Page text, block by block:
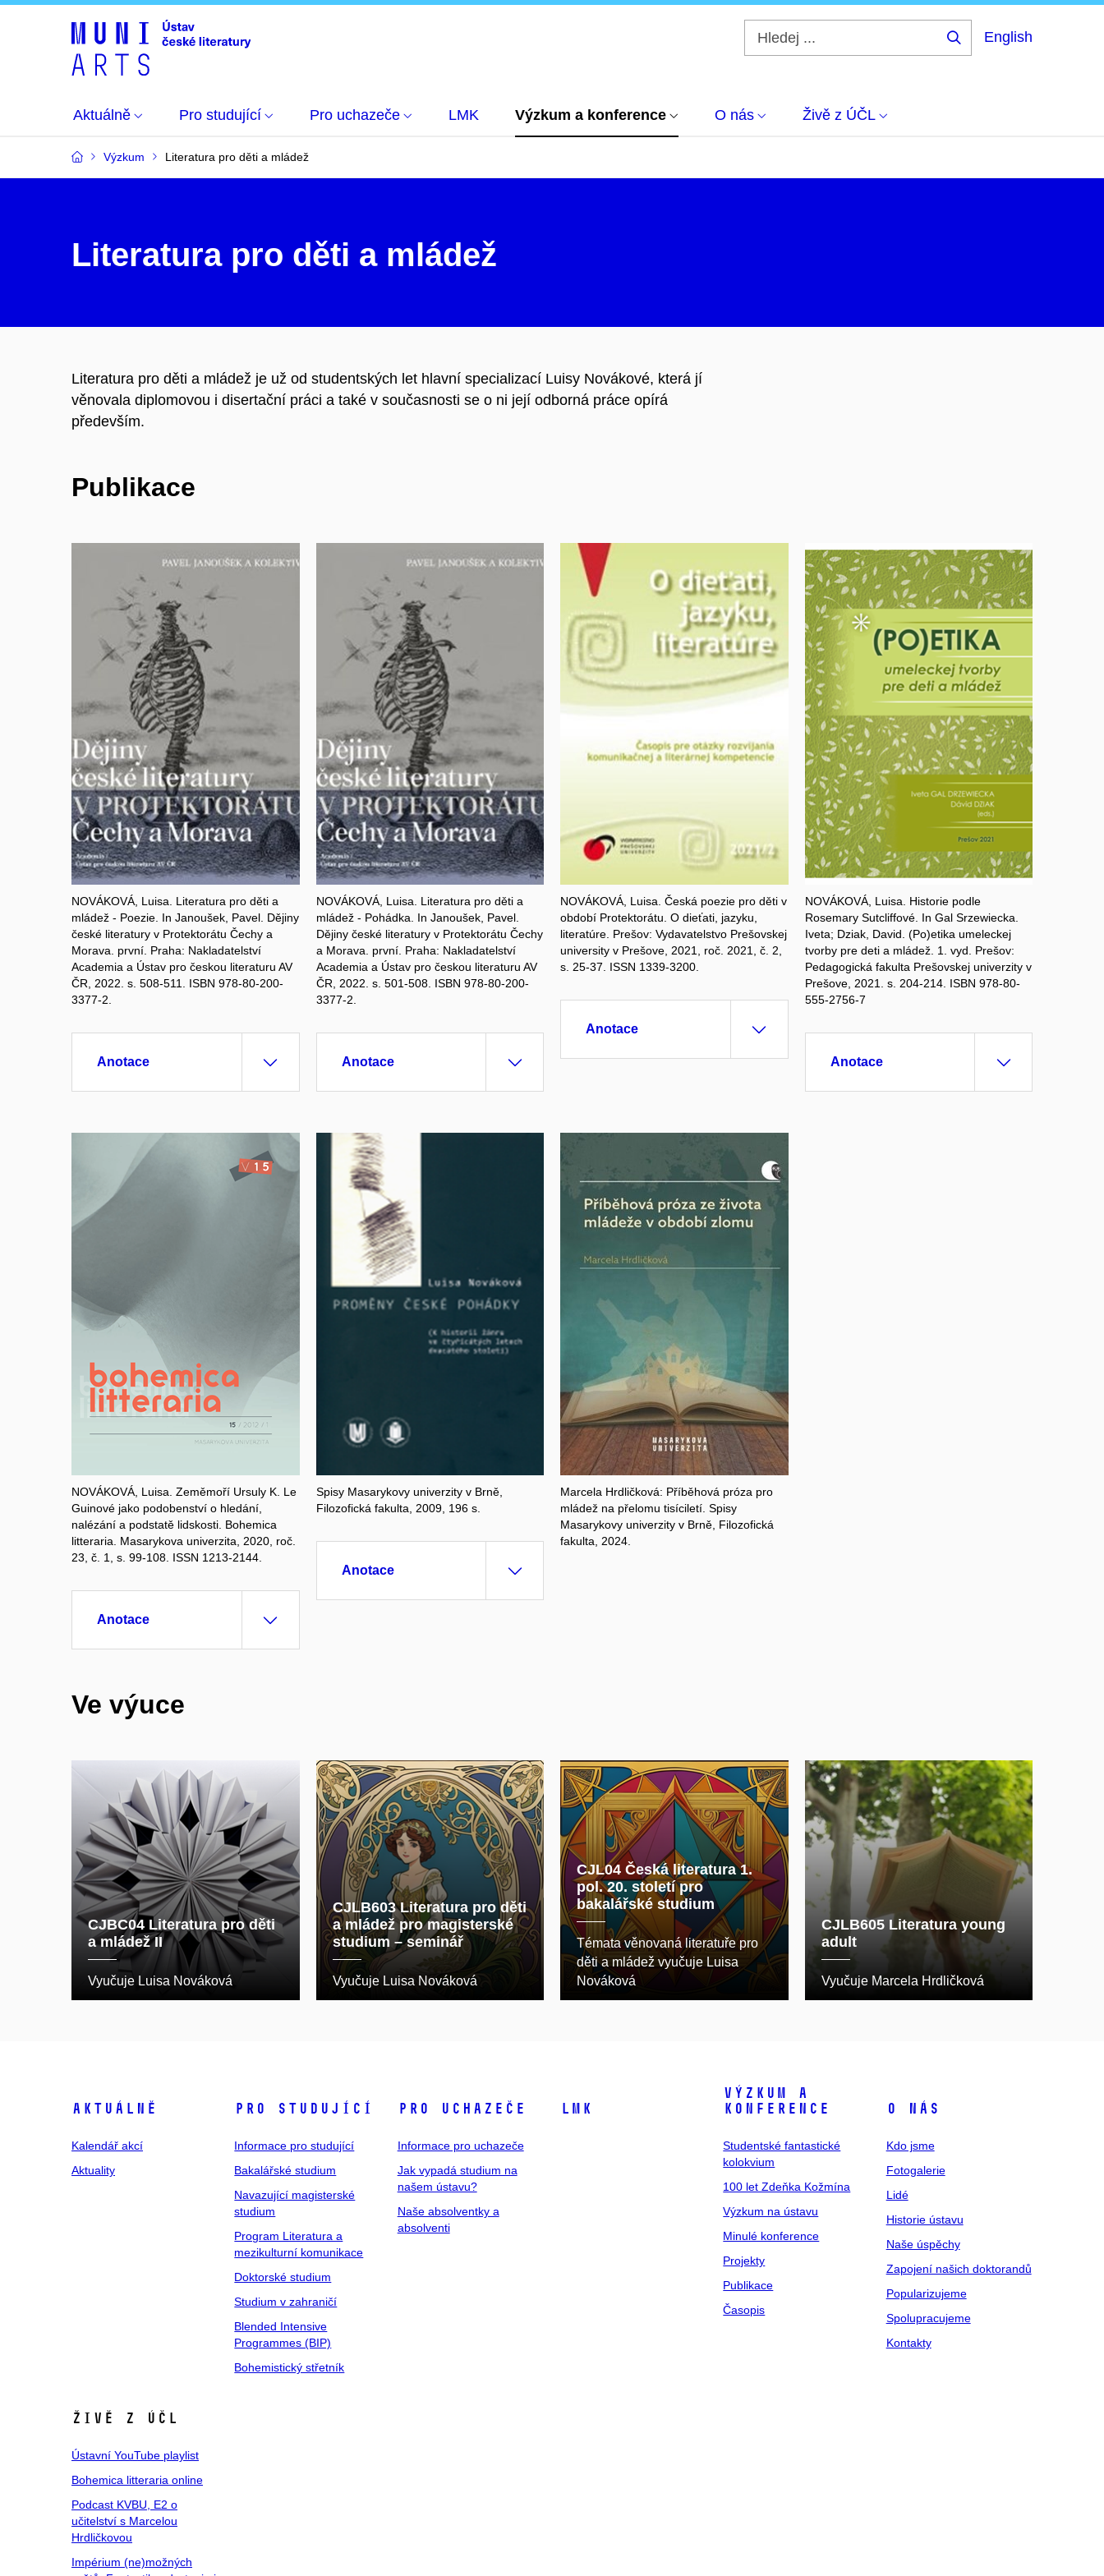
English
Aktuálně Pro studující Pro uchazeče LMK Výzkum a konference O nás Živě z ÚČL
Výzkum Literatura pro děti a mládež
Literatura pro děti a mládež
Literatura pro děti a mládež je už od studentských let hlavní specializací Luisy Novákové, která jí
věnovala diplomovou i disertační práci a také v současnosti se o ni její odborná práce opírá
především.
Publikace
NOVÁKOVÁ, Luisa. Literatura pro děti a
mládež - Poezie. In Janoušek, Pavel. Dějiny
české literatury v Protektorátu Čechy a
Morava. první. Praha: Nakladatelství
Academia a Ústav pro českou literaturu AV
ČR, 2022. s. 508-511. ISBN 978-80-200-
3377-2.
Anotace
NOVÁKOVÁ, Luisa. Literatura pro děti a
mládež - Pohádka. In Janoušek, Pavel.
Dějiny české literatury v Protektorátu Čechy
a Morava. první. Praha: Nakladatelství
Academia a Ústav pro českou literaturu AV
ČR, 2022. s. 501-508. ISBN 978-80-200-
3377-2.
Anotace
NOVÁKOVÁ, Luisa. Česká poezie pro děti v
období Protektorátu. O dieťati, jazyku,
literatúre. Prešov: Vydavatelstvo Prešovskej
university v Prešove, 2021, roč. 2021, č. 2,
s. 25-37. ISSN 1339-3200.
Anotace
NOVÁKOVÁ, Luisa. Historie podle
Rosemary Sutcliffové. In Gal Srzewiecka.
Iveta; Dziak, David. (Po)etika umeleckej
tvorby pre deti a mládež. 1. vyd. Prešov:
Pedagogická fakulta Prešovskej univerzity v
Prešove, 2021. s. 204-214. ISBN 978-80-
555-2756-7
Anotace
NOVÁKOVÁ, Luisa. Zeměmoří Ursuly K. Le
Guinové jako podobenství o hledání,
nalézání a podstatě lidskosti. Bohemica
litteraria. Masarykova univerzita, 2020, roč.
23, č. 1, s. 99-108. ISSN 1213-2144.
Anotace
Spisy Masarykovy univerzity v Brně,
Filozofická fakulta, 2009, 196 s.
Anotace
Marcela Hrdličková: Příběhová próza pro
mládež na přelomu tisíciletí. Spisy
Masarykovy univerzity v Brně, Filozofická
fakulta, 2024.
Ve výuce
CJBC04 Literatura pro děti
a mládež II
Vyučuje Luisa Nováková
CJLB603 Literatura pro děti
a mládež pro magisterské
studium – seminář
Vyučuje Luisa Nováková
CJL04 Česká literatura 1.
pol. 20. století pro
bakalářské studium
Témata věnovaná literatuře pro
děti a mládež vyučuje Luisa
Nováková
CJLB605 Literatura young
adult
Vyučuje Marcela Hrdličková
Aktuálně
Kalendář akcí
Aktuality
Pro studující
Informace pro studující
Bakalářské studium
Navazující magisterské
studium
Program Literatura a
mezikulturní komunikace
Doktorské studium
Studium v zahraničí
Blended Intensive
Programmes (BIP)
Bohemistický střetník
Pro uchazeče
Informace pro uchazeče
Jak vypadá studium na
našem ústavu?
Naše absolventky a
absolventi
LMK
Výzkum a
konference
Studentské fantastické
kolokvium
100 let Zdeňka Kožmína
Výzkum na ústavu
Minulé konference
Projekty
Publikace
Časopis
O nás
Kdo jsme
Fotogalerie
Lidé
Historie ústavu
Naše úspěchy
Zapojení našich doktorandů
Popularizujeme
Spolupracujeme
Kontakty
Živě z ÚČL
Ústavní YouTube playlist
Bohemica litteraria online
Podcast KVBU, E2 o
učitelství s Marcelou
Hrdličkovou
Impérium (ne)možných